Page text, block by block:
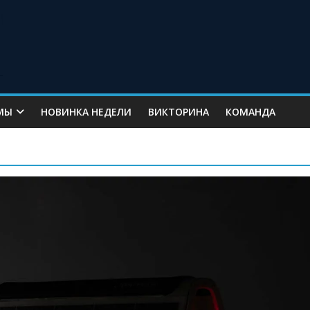
НОВИНКА НЕДЕЛИ ВИКТОРИНА КОМАНДА